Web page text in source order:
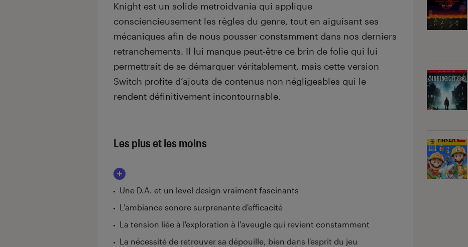
Knight est un solide metroidvania qui applique
consciencieusement les règles du genre, tout en aiguisant ses
mécaniques afin de nous pousser constamment dans nos derniers
retranchements. Il lui manque peut-être ce brin de folie qui lui
permettrait de se démarquer véritablement, mais cette version
Switch profite d’ajouts de contenus non négligeables qui le
rendent définitivement incontournable.
Les plus et les moins
Une D.A. et un level design vraiment fascinants
L'ambiance sonore surprenante d'efficacité
La tension liée à l'exploration à l'aveugle qui revient constamment
La nécessité de retrouver sa dépouille, bien dans l'esprit du jeu